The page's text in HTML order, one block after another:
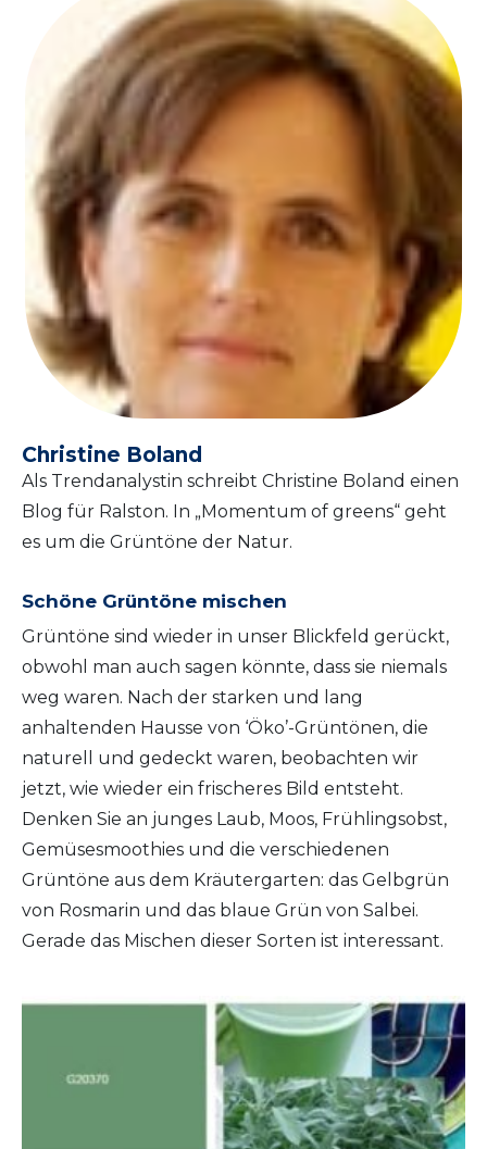
Christine Boland
Als Trendanalystin schreibt Christine Boland einen
Blog für Ralston. In „Momentum of greens“ geht
es um die Grüntöne der Natur.
Schöne Grüntöne mischen
Grüntöne sind wieder in unser Blickfeld gerückt,
obwohl man auch sagen könnte, dass sie niemals
weg waren. Nach der starken und lang
anhaltenden Hausse von ‘Öko’-Grüntönen, die
naturell und gedeckt waren, beobachten wir
jetzt, wie wieder ein frischeres Bild entsteht.
Denken Sie an junges Laub, Moos, Frühlingsobst,
Gemüsesmoothies und die verschiedenen
Grüntöne aus dem Kräutergarten: das Gelbgrün
von Rosmarin und das blaue Grün von Salbei.
Gerade das Mischen dieser Sorten ist interessant.